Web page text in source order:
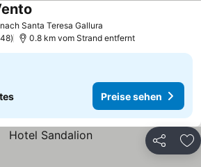
Santa Teresa Gallura
0.8 km vom Strand entfernt
Preise sehen
Teilen